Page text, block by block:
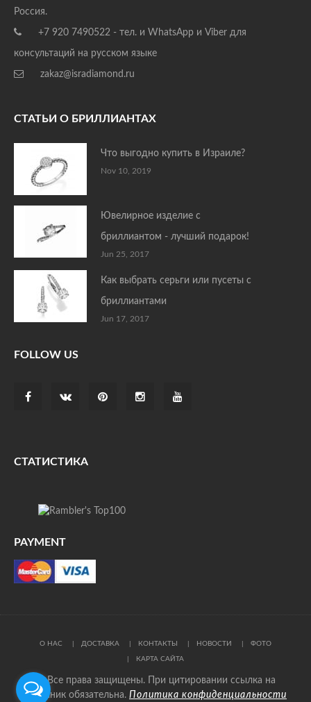
Россия.
+7 920 7490522 - тел. и WhatsApp и Viber для
консультаций на русском языке
zakaz@isradiamond.ru
СТАТЬИ О БРИЛЛИАНТАХ
Что выгодно купить в Израиле?
Nov 10, 2019
Ювелирное изделие с
бриллиантом - лучший подарок!
Jun 25, 2017
Как выбрать серьги или пусеты с
бриллиантами
Jun 17, 2017
FOLLOW US
СТАТИСТИКА
PAYMENT
О НАС ДОСТАВКА КОНТАКТЫ НОВОСТИ ФОТО
КАРТА САЙТА
© Все права защищены. При цитировании ссылка на
источник обязательна. Политика конфиденциальности